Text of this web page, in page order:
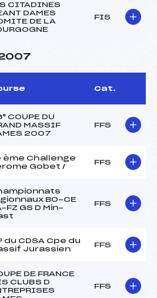
CITADINES
DAMES
DE LA
FIS
Cat.
COUPE DU
MASSIF
2007
FFS
ème Challenge
Gobet /
FFS
BO-CE
FZ GS D Min-
FFS
du CDSA Cpe du
Jurassien
FFS
DE FRANCE
CLUBS D
FFS